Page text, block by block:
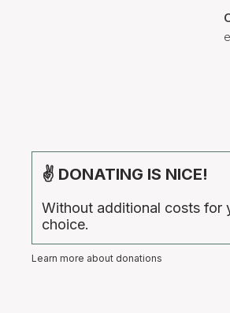
✌ DONATING IS NICE!
Without additional costs for
choice.
Learn more about donations